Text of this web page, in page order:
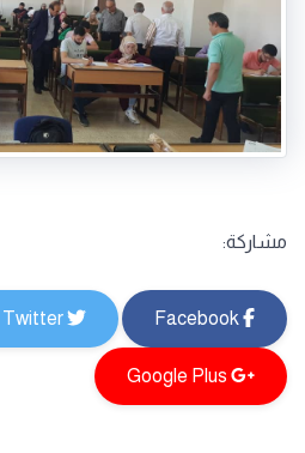
مشاركة: